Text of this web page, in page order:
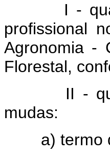
I - quando
profissional
Agronomia -
Florestal,
II -
mudas:
a) termo de